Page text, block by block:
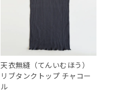
天衣無縫（てんいむほう）
リブタンクトップ チャコー
ル